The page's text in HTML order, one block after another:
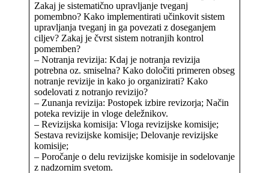
Zakaj je sistematično upravljanje tveganj
pomembno? Kako implementirati učinkovit sistem
upravljanja tveganj in ga povezati z doseganjem
ciljev? Zakaj je čvrst sistem notranjih kontrol
pomemben?
– Notranja revizija: Kdaj je notranja revizija
potrebna oz. smiselna? Kako določiti primeren obseg
notranje revizije in kako jo organizirati? Kako
sodelovati z notranjo revizijo?
– Zunanja revizija: Postopek izbire revizorja; Način
poteka revizije in vloge deležnikov.
– Revizijska komisija: Vloga revizijske komisije;
Sestava revizijske komisije; Delovanje revizijske
komisije;
– Poročanje o delu revizijske komisije in sodelovanje
z nadzornim svetom.